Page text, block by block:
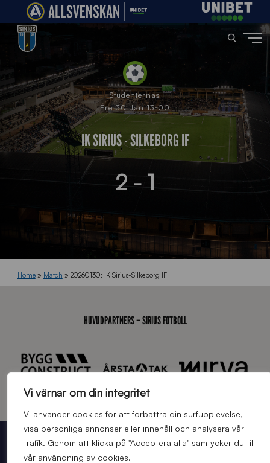
Vi värnar om din integritet
Vi använder cookies för att förbättra din surfupplevelse,
visa personliga annonser eller innehåll och analysera vår
trafik. Genom att klicka på "Acceptera alla" samtycker du till
vår användning av cookies.
Studenternas
Fre 30 Jan 13:00
IK SIRIUS - SILKEBORG IF
2 - 1
Home» Match » 20260130: IK Sirius-Silkeborg IF
HUVUDPARTNERS – SIRIUS FOTBOLL
STÖTTA BLÅSVART PÅ STUDAN